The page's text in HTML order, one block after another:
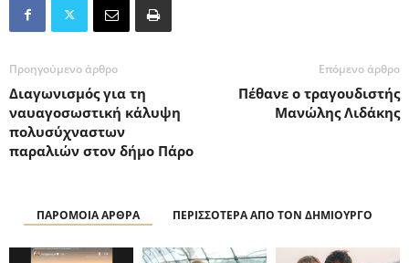
Προηγούμενο άρθρο
Διαγωνισμός για τη
ναυαγοσωστική κάλυψη
πολυσύχναστων
παραλιών στον δήμο Πάρο
Επόμενο άρθρο
Πέθανε ο τραγουδιστής
Μανώλης Λιδάκης
ΠΑΡΟΜΟΙΑ ΑΡΘΡΑ ΠΕΡΙΣΣΟΤΕΡΑ ΑΠΟ ΤΟΝ ΔΗΜΙΟΥΡΓΟ